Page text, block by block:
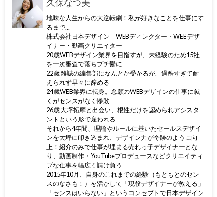
久保なつ美
地味な人生からの大逆転劇！私が好きなことを仕事にす
るまで...
株式会社日本デザイン WEBディレクター・WEBデザ
イナー・動画クリエイター
20歳WEBデザイン業界を目指すが、未経験のため15社
を一次審査で落ちプチ鬱に
22歳 雑誌の編集部になんとか受かるが、過酷すぎて耐
えられず早々に辞める
24歳WEB業界に転身。念願のWEBデザインの仕事に就
くがセンスがなく惨敗
26歳 大坪拓摩と出会い、根性だけを認められアシスタ
ントという形で雇われる
それから4年間、理論やルールに基いたセールスデザイ
ンを大坪に叩き込まれ、デザイン力が奇跡のように向
上！紹介のみで仕事が埋まる売れっ子デザイナーとな
り、動画制作・YouTubeプロデュースなどクリエイティ
ブな仕事を幅広く請け負う
2015年10月、自身のこれまでの経験（もともとのセン
スのなさも！）を活かして「現役デザイナーが教える」
「センスはいらない」というコンセプトで日本デザイン